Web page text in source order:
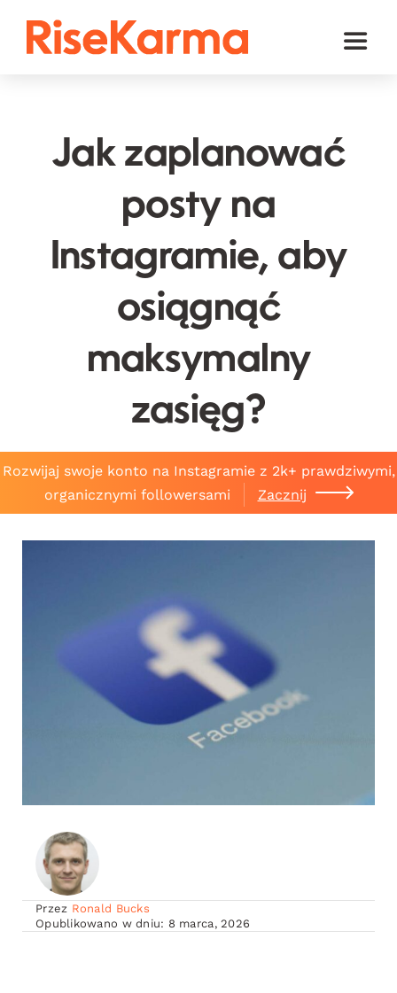
Toggle
TikTok
Twitter (𝕏)
Jak zaplanować
posty na
Instagramie, aby
osiągnąć
maksymalny
zasięg?
Rozwijaj swoje konto na Instagramie z 2k+ prawdziwymi,
organicznymi followersami
Zacznij
Przez Ronald Bucks
Opublikowano w dniu: 8 marca, 2026